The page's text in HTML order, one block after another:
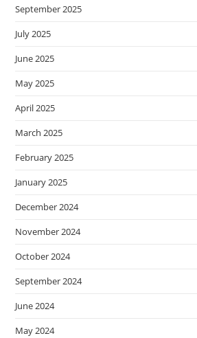
September 2025
July 2025
June 2025
May 2025
April 2025
March 2025
February 2025
January 2025
December 2024
November 2024
October 2024
September 2024
June 2024
May 2024